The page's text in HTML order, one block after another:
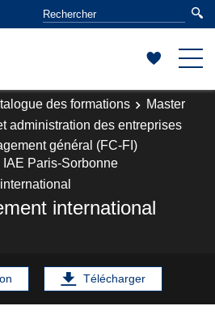
des formations
Master
administration des entreprises
général (FC-FI)
Paris-Sorbonne
international
Télécharger